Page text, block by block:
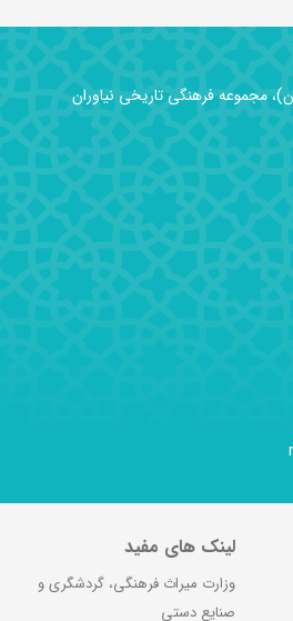
مجموعه فرهنگی تاریخی نیاوران
لینک های مفید
وزارت میراث فرهنگی، گردشگری و
صنایع دستی